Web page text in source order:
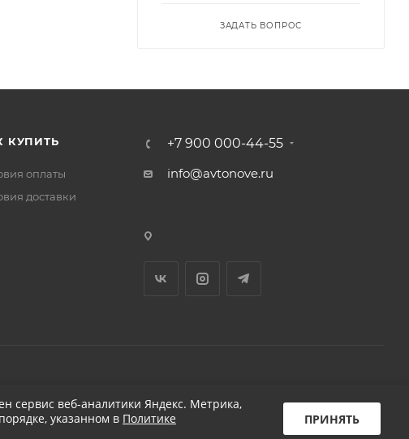
ЗАДАТЬ ВОПРОС
КУПИТЬ
оплаты
доставки
+7 900 000-44-55
info@avtonove.ru
Разработано в KAPUSTA LAB
сервис веб-аналитики Яндекс. Метрика,
указанном в Политике
ПРИНЯТЬ